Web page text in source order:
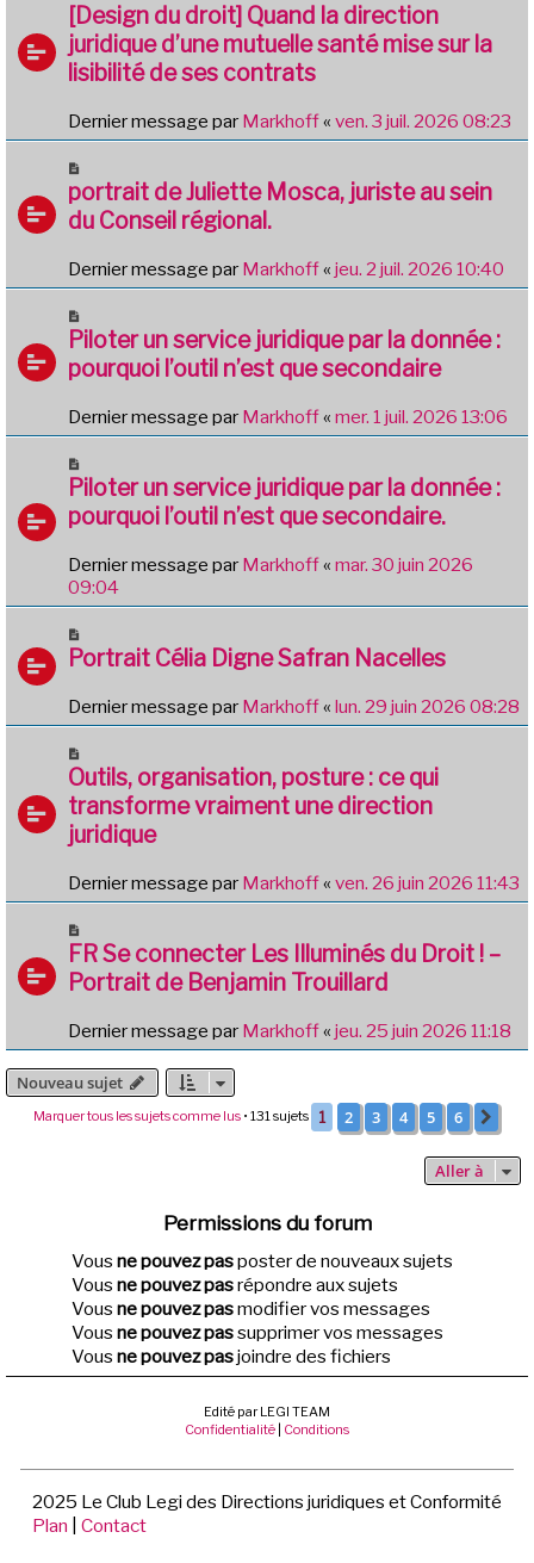
[Design du droit] Quand la direction
juridique d’une mutuelle santé mise sur la
lisibilité de ses contrats
Dernier message par Markhoff« ven. 3 juil. 2026 08:23
portrait de Juliette Mosca, juriste au sein
du Conseil régional.
Dernier message par Markhoff« jeu. 2 juil. 2026 10:40
Piloter un service juridique par la donnée :
pourquoi l’outil n’est que secondaire
Dernier message par Markhoff« mer. 1 juil. 2026 13:06
Piloter un service juridique par la donnée :
pourquoi l’outil n’est que secondaire.
Dernier message par Markhoff« mar. 30 juin 2026
09:04
Portrait Célia Digne Safran Nacelles
Dernier message par Markhoff« lun. 29 juin 2026 08:28
Outils, organisation, posture : ce qui
transforme vraiment une direction
juridique
Dernier message par Markhoff« ven. 26 juin 2026 11:43
FR Se connecter Les Illuminés du Droit ! –
Portrait de Benjamin Trouillard
Dernier message par Markhoff« jeu. 25 juin 2026 11:18
Nouveau sujet
Marquer tous les sujets comme lus • 131 sujets 1 2 3 4 5 6
Aller à
Permissions du forum
Vous ne pouvez pasposter de nouveaux sujets
Vous ne pouvez pasrépondre aux sujets
Vous ne pouvez pasmodifier vos messages
Vous ne pouvez passupprimer vos messages
Vous ne pouvez pasjoindre des fichiers
Edité par LEGI TEAM
Confidentialité Conditions
2025 Le Club Legi des Directions juridiques et Conformité
Plan
Contact